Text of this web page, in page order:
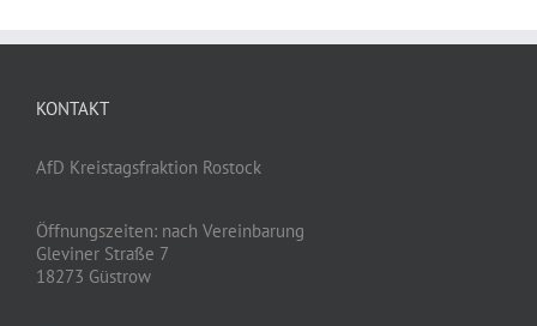
KONTAKT
AfD Kreistagsfraktion Rostock
Öffnungszeiten: nach Vereinbarung
Gleviner Straße 7
18273 Güstrow